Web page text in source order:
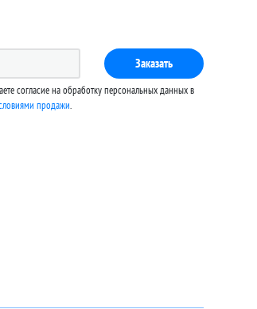
Заказать
согласие на обработку персональных данных в
продажи.